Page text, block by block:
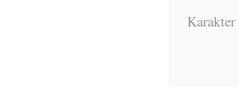
Karakter